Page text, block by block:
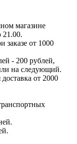
магазине
21.00.
заказе от 1000
- 200 рублей,
на следующий.
от 2000